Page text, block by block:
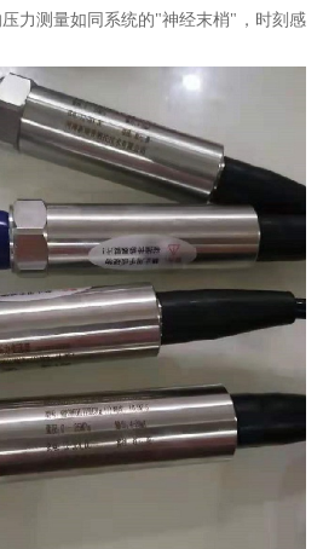
力测量如同系统的"神经末梢"，时刻感